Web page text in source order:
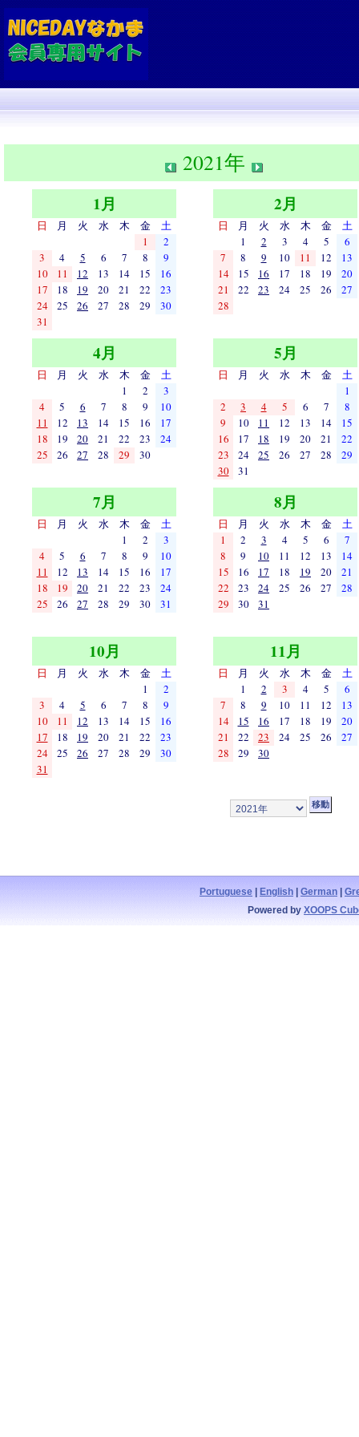
2021年
1月
日 月 火 水 木 金
土
1
2
3
4 5 6 7 8
9
10
11 12 13 14 15
16
17
18 19 20 21 22
23
24
25 26 27 28 29
30
31
2月
日 月 火 水 木 金
土
1
2 3 4 5
6
7
8 9 10 11 12
13
14
15 16 17 18 19
20
21
22 23 24 25 26
27
28
4月
日 月 火 水 木 金
土
1
2
3
4
5 6 7 8 9
10
11
12 13 14 15 16
17
18
19 20 21 22 23
24
25
26 27 28 29 30
5月
日 月 火 水 木 金
土
1
2
3 4 5 6 7
8
9
10 11 12 13 14
15
16
17 18 19 20 21
22
23
24 25 26 27 28
29
30
31
7月
日 月 火 水 木 金
土
1
2
3
4
5 6 7 8 9
10
11
12 13 14 15 16
17
18
19 20 21 22 23
24
25
26 27 28 29 30 31
8月
日 月 火 水 木 金
土
1
2 3 4 5 6
7
8
9 10 11 12 13
14
15
16 17 18 19 20
21
22
23 24 25 26 27
28
29
30 31
10月
日 月 火 水 木 金
土
1
2
3
4 5 6 7 8
9
10
11 12 13 14 15
16
17
18 19 20 21 22
23
24
25 26 27 28 29
30
31
11月
日 月 火 水 木 金
土
1
2 3 4 5
6
7
8 9 10 11 12
13
14
15 16 17 18 19
20
21
22 23 24 25 26
27
28
29 30
Portuguese | English | German |
Powered by XOOPS